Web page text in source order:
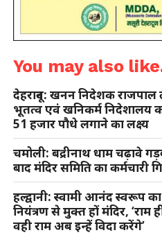
You may also
देहरादून: खनन निदेशक
भूतत्व एवं खनिकर्म निदेशालय
51 हजार पौधे लगाने का लक्ष्य
चमोली: बद्रीनाथ धाम चढ़ावे
बाद मंदिर समिति का कर्मचारी
हल्द्वानी: स्वामी आनंद स्वरूप
नियंत्रण से मुक्त हों मंदिर, ‘राम
वही राम अब इन्हें विदा करेंगे’